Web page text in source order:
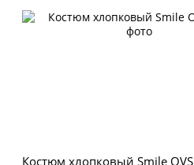
Костюм хлопковый Smile OVS